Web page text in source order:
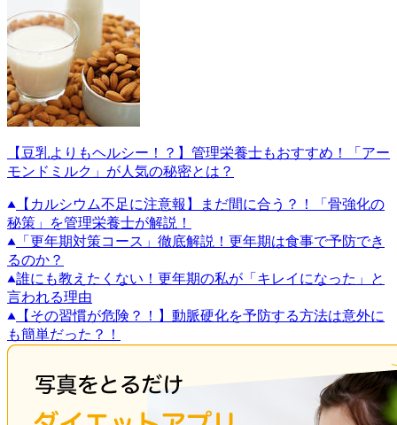
【豆乳よりもヘルシー！？】管理栄養士もおすすめ！「アー
モンドミルク」が人気の秘密とは？
【カルシウム不足に注意報】まだ間に合う？！「骨強化の
秘策」を管理栄養士が解説！
「更年期対策コース」徹底解説！更年期は食事で予防でき
るのか？
誰にも教えたくない！更年期の私が「キレイになった」と
言われる理由
【その習慣が危険？！】動脈硬化を予防する方法は意外に
も簡単だった？！